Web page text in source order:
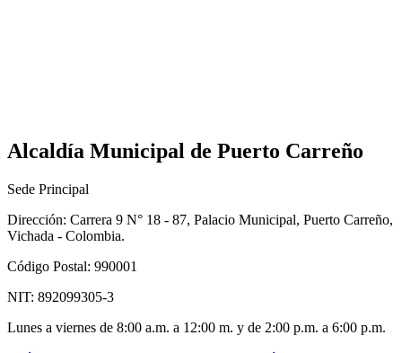
Alcaldía Municipal de Puerto Carreño
Sede Principal
Dirección: Carrera 9 N° 18 - 87, Palacio Municipal, Puerto Carreño,
Vichada - Colombia.
Código Postal: 990001
NIT: 892099305-3
Lunes a viernes de 8:00 a.m. a 12:00 m. y de 2:00 p.m. a 6:00 p.m.